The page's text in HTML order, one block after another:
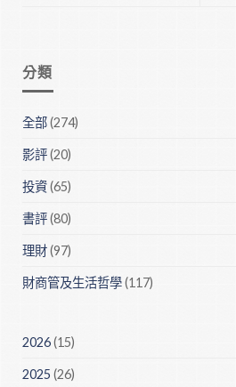
分類
全部(274)
影評(20)
投資(65)
書評(80)
理財(97)
財商管及生活哲學(117)
2026(15)
2025 (26)